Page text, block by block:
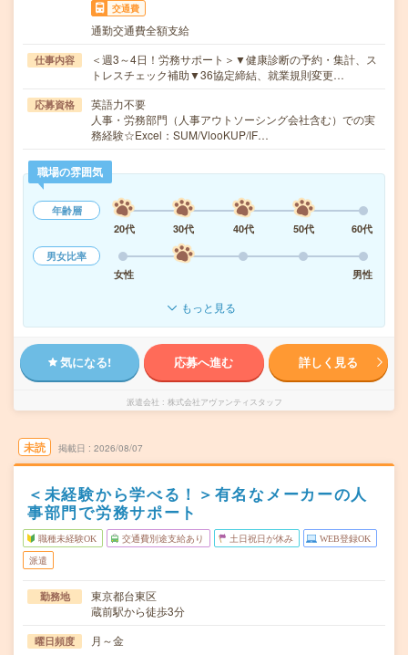
交通費
通勤交通費全額支給
仕事内容
＜週3～4日！労務サポート＞▼健康診断の予約・集計、ス
トレスチェック補助▼36協定締結、就業規則変更…
応募資格
英語力不要
人事・労務部門（人事アウトソーシング会社含む）での実
務経験☆Excel：SUM/VlooKUP/IF…
職場の雰囲気
年齢層
20代
30代 40代 50代
60代
男女比率
女性
男性
もっと見る
気になる! 応募へ進む 詳しく見る
派遣会社 株式会社アヴァンティスタッフ
未読 掲載日 2026/08/07
＜未経験から学べる！＞有名なメーカーの人
事部門で労務サポート
職種未経験OK 交通費別途支給あり 土日祝日が休み WEB登録OK
派遣
勤務地
東京都台東区
蔵前駅から徒歩3分
曜日頻度 月～金